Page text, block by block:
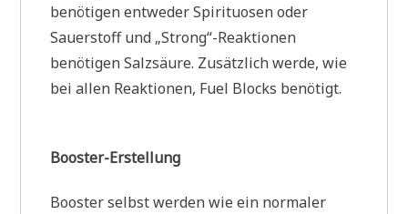
benötigen entweder Spirituosen oder
Sauerstoff und „Strong“-Reaktionen
benötigen Salzsäure. Zusätzlich werde, wie
bei allen Reaktionen, Fuel Blocks benötigt.
Booster-Erstellung
Booster selbst werden wie ein normaler